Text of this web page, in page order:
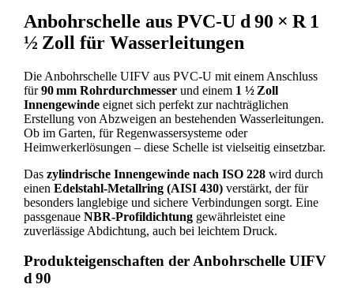
Anbohrschelle aus PVC-U d 90 × R 1
½ Zoll für Wasserleitungen
Die Anbohrschelle UIFV aus PVC-U mit einem Anschluss
für90 mm Rohrdurchmesser und einem 1 ½ Zoll
Innengewinde eignet sich perfekt zur nachträglichen
Erstellung von Abzweigen an bestehenden Wasserleitungen.
Ob im Garten, für Regenwassersysteme oder
Heimwerkerlösungen – diese Schelle ist vielseitig einsetzbar.
Das zylindrische Innengewinde nach ISO 228 wird durch
einen Edelstahl-Metallring (AISI 430) verstärkt, der für
besonders langlebige und sichere Verbindungen sorgt. Eine
passgenaue NBR-Profildichtung gewährleistet eine
zuverlässige Abdichtung, auch bei leichtem Druck.
Produkteigenschaften der Anbohrschelle UIFV
d 90